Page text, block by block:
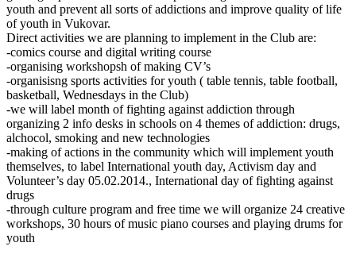
youth and prevent all sorts of addictions and improve quality of life
of youth in Vukovar.
Direct activities we are planning to implement in the Club are:
-comics course and digital writing course
-organising workshopsh of making CV’s
-organisisng sports activities for youth ( table tennis, table football,
basketball, Wednesdays in the Club)
-we will label month of fighting against addiction through
organizing 2 info desks in schools on 4 themes of addiction: drugs,
alchocol, smoking and new technologies
-making of actions in the community which will implement youth
themselves, to label International youth day, Activism day and
Volunteer’s day 05.02.2014., International day of fighting against
drugs
-through culture program and free time we will organize 24 creative
workshops, 30 hours of music piano courses and playing drums for
youth